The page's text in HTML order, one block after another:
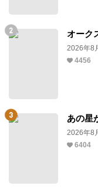
オーク
2026年8
4456
あの星
2026年8
6404